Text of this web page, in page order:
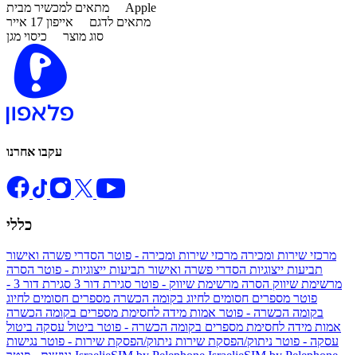
מתאים למכשיר מבית Apple
מתאים לדגם אייפון 17 אייר
סוג מוצר כיסוי מגן
עקבו אחרנו
כללי
מרכזי שירות ומכירה מרכזי שירות ומכירה - פוטר הסדרי פשרה ואישור
תביעות ייצוגיות הסדרי פשרה ואישור תביעות ייצוגיות - פוטר הסרה
מרשימת שיווק הסרה מרשימת שיווק - פוטר סגירת דור 3
סגירת דור 3 -
פוטר מספרים חסומים לחיוג בקומה הכשרה מספרים חסומים לחיוג
בקומה הכשרה - פוטר אמות מידה לחסימת מספרים בקומה הכשרה
אמות מידה לחסימת מספרים בקומה הכשרה - פוטר ביטול עסקה ביטול
עסקה - פוטר ניתוק/הפסקת שירות ניתוק/הפסקת שירות - פוטר נגישות